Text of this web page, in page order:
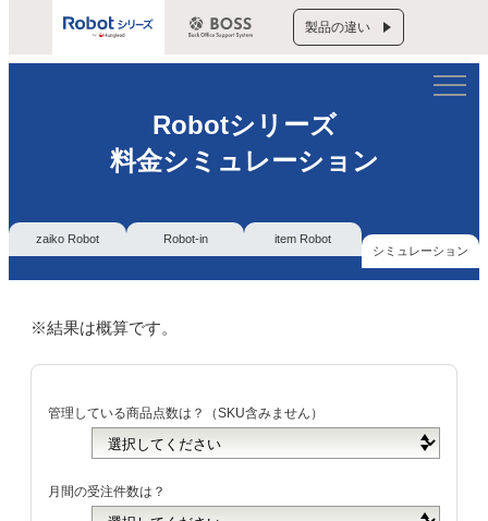
製品の違い
Robotシリーズ
料金シミュレーション
zaiko Robot Robot-in
item Robot
シミュレーション
※結果は概算です。
管理している商品点数は？（SKU含みません）
月間の受注件数は？